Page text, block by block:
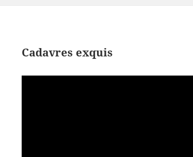
Cadavres exquis